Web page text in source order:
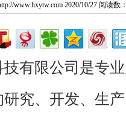
www.hxytw.com 2020/10/27 阅读数
有限公司是专
究、开发、生